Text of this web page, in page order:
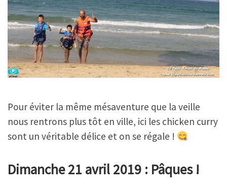
Pour éviter la même mésaventure que la veille
nous rentrons plus tôt en ville, ici les chicken curry
sont un véritable délice et on se régale !
Dimanche 21 avril 2019 : Pâques !